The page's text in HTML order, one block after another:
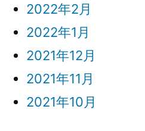
2022年2月
2022年1月
2021年12月
2021年11月
2021年10月